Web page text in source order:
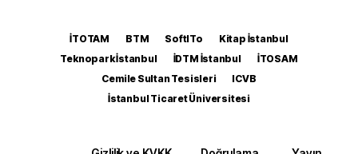
İTOTAM BTM SoftITo
Kitap İstanbul
Teknopark İstanbul
İDTM İstanbul
İTOSAM
Cemile Sultan Tesisleri
ICVB
İstanbul Ticaret Üniversitesi